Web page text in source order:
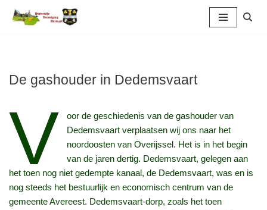
inhoud
De gashouder in Dedemsvaart
V
oor de geschiedenis van de gashouder van
Dedemsvaart verplaatsen wij ons naar het
noordoosten van Overijssel. Het is in het begin
van de jaren dertig. Dedemsvaart, gelegen aan
het toen nog niet gedempte kanaal, de Dedemsvaart, was en is
nog steeds het bestuurlijk en economisch centrum van de
gemeente Avereest. Dedemsvaart-dorp, zoals het toen